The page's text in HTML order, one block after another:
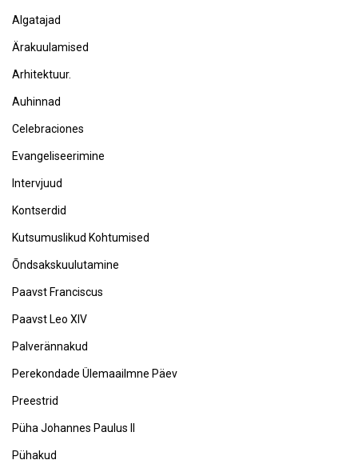
Algatajad
Ärakuulamised
Arhitektuur.
Auhinnad
Celebraciones
Evangeliseerimine
Intervjuud
Kontserdid
Kutsumuslikud Kohtumised
Õndsakskuulutamine
Paavst Franciscus
Paavst Leo XIV
Palverännakud
Perekondade Ülemaailmne Päev
Preestrid
Püha Johannes Paulus II
Pühakud